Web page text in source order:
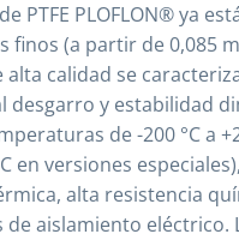
PTFE PLOFLON® ya
finos (a partir de 0,085
alta calidad se
desgarro y estabilidad
de -200 °C a
en versiones
alta resistencia
de aislamiento eléctrico.